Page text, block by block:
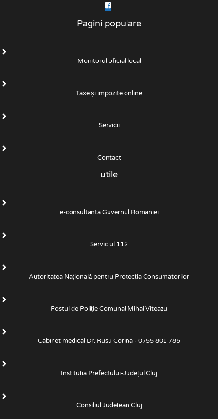
Pagini populare
Monitorul oficial local
Taxe și impozite online
Servicii
Contact
utile
e-consultanta Guvernul Romaniei
Serviciul 112
Autoritatea Națională pentru Protecția Consumatorilor
Postul de Poliţie Comunal Mihai Viteazu
Cabinet medical Dr. Rusu Corina - 0755 801 785
Instituția Prefectului-Județul Cluj
Consiliul Județean Cluj